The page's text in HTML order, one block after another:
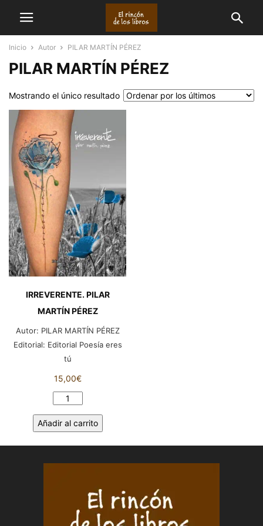
Inicio Autor PILAR MARTÍN PÉREZ
PILAR MARTÍN PÉREZ
Mostrando el único resultado
IRREVERENTE. PILAR
MARTÍN PÉREZ
Autor: PILAR MARTÍN PÉREZ
Editorial: Editorial Poesía eres
tú
15,00€
IRREVERENTE.
MARTÍN
Añadir al carrito